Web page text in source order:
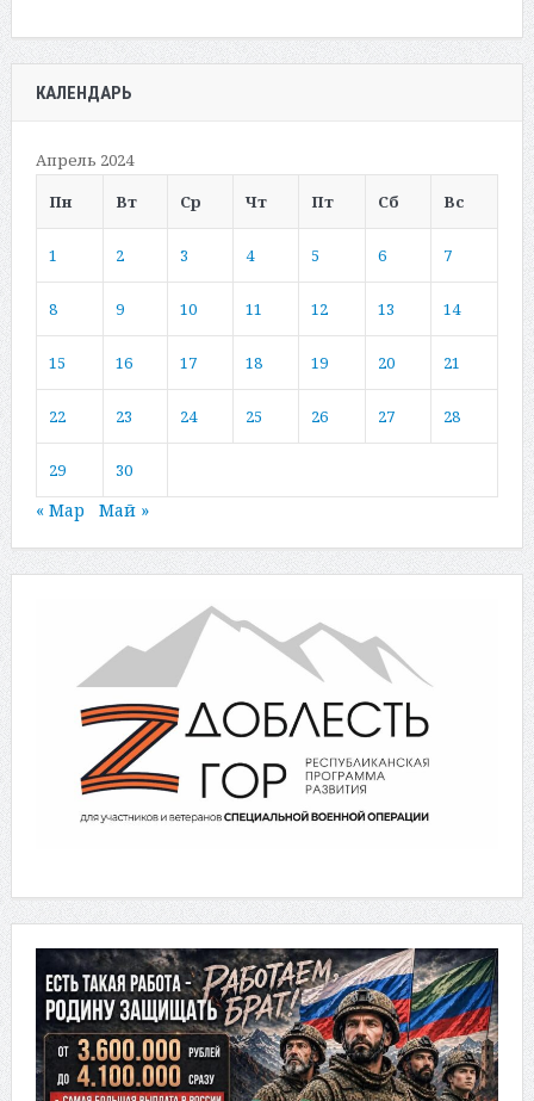
КАЛЕНДАРЬ
Апрель 2024
Пн
Вт Ср Чт Пт Сб Вс
1 2 3 4 5 6 7
8 9 10 11 12 13 14
15 16 17 18 19 20 21
22 23 24 25 26 27 28
29 30
« Мар Май »